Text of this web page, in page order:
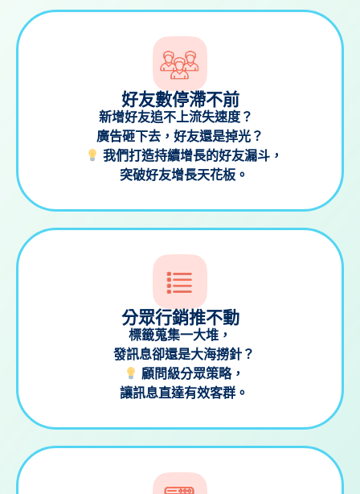
好友數停滯不前
新增好友追不上流失速度？
廣告砸下去，好友還是掉光？
我們打造持續增長的好友漏斗，
突破好友增長天花板。
分眾行銷推不動
標籤蒐集一大堆，
發訊息卻還是大海撈針？
顧問級分眾策略，
讓訊息直達有效客群。